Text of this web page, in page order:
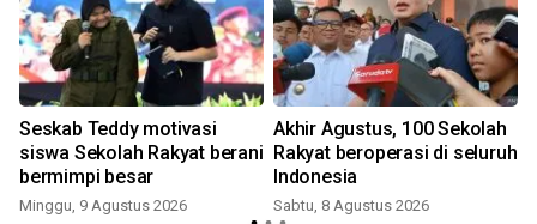
Seskab Teddy motivasi
siswa Sekolah Rakyat berani
bermimpi besar
Minggu, 9 Agustus 2026
Akhir Agustus, 100 Sekolah
Rakyat beroperasi di seluruh
Indonesia
Sabtu, 8 Agustus 2026